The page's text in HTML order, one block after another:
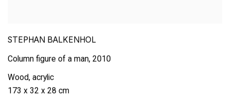
STEPHAN BALKENHOL
Column figure of a man, 2010
Wood, acrylic
173 x 32 x 28 cm